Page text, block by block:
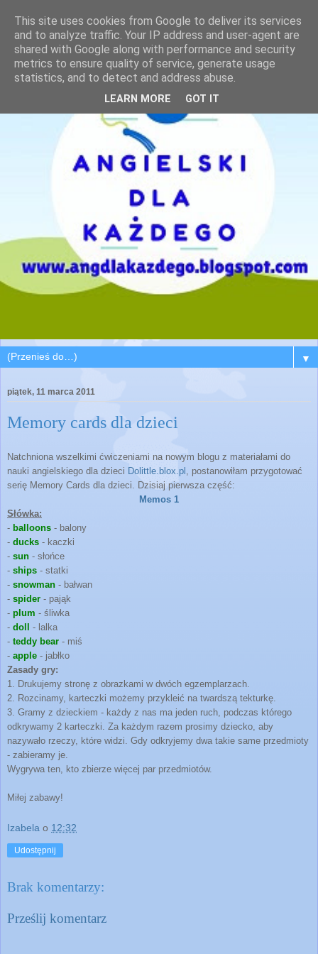
▼
piątek, 11 marca 2011
Memory cards dla dzieci
Natchniona wszelkimi ćwiczeniami na nowym blogu z materiałami do
nauki angielskiego dla dzieci Dolittle.blox.pl
, postanowiłam przygotować
serię Memory Cards dla dzieci. Dzisiaj pierwsza część:
Memos 1
Słówka:
- balloons - balony
- ducks - kaczki
- sun - słońce
- ships - statki
- snowman - bałwan
- spider - pająk
- plum - śliwka
- doll - lalka
- teddy bear - miś
- apple - jabłko
Zasady gry:
1. Drukujemy stronę z obrazkami w dwóch egzemplarzach.
2. Rozcinamy, karteczki możemy przykleić na twardszą tekturkę.
3. Gramy z dzieckiem - każdy z nas ma jeden ruch, podczas którego
odkrywamy 2 karteczki. Za każdym razem prosimy dziecko, aby
nazywało rzeczy, które widzi. Gdy odkryjemy dwa takie same przedmioty
- zabieramy je.
Wygrywa ten, kto zbierze więcej par przedmiotów.
Miłej zabawy!
Izabela o 12:32
Udostępnij
Brak komentarzy:
Prześlij komentarz
This site uses cookies from Google to deliver its services
and to analyze traffic. Your IP address and user-agent are
shared with Google along with performance and security
metrics to ensure quality of service, generate usage
statistics, and to detect and address abuse.
LEARN MORE GOT IT